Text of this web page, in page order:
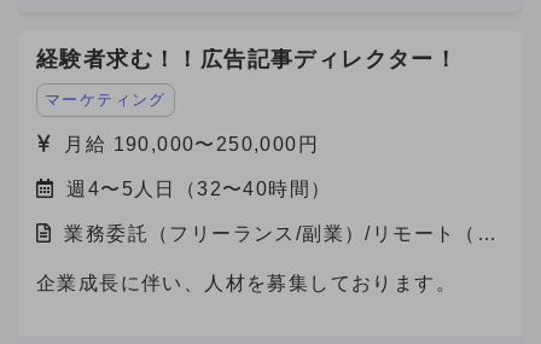
経験者求む！！広告記事ディレクター！
マーケティング
月給 190,000〜250,000円
週4〜5人日（32〜40時間）
業務委託（フリーランス/副業）/リモート（在
企業成長に伴い、人材を募集しております。